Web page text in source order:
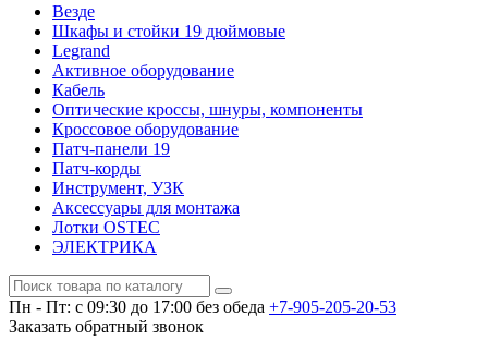
Везде
Шкафы и стойки 19 дюймовые
Legrand
Активное оборудование
Кабель
Оптические кроссы, шнуры, компоненты
Кроссовое оборудование
Патч-панели 19
Патч-корды
Инструмент, УЗК
Аксессуары для монтажа
Лотки OSTEC
ЭЛЕКТРИКА
Пн - Пт: с 09:30 до 17:00 без обеда +7-905-205-20-53
Заказать обратный звонок